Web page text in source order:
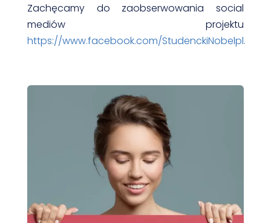
Zachęcamy do zaobserwowania social
mediów projektu
https://www.facebook.com/StudenckiNobelpl.